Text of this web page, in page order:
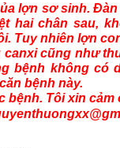
lợn sơ sinh.
hai chân sau,
Tuy nhiên lợn
canxi cũng như
bệnh không có
bệnh này.
bệnh. Tôi xin cảm